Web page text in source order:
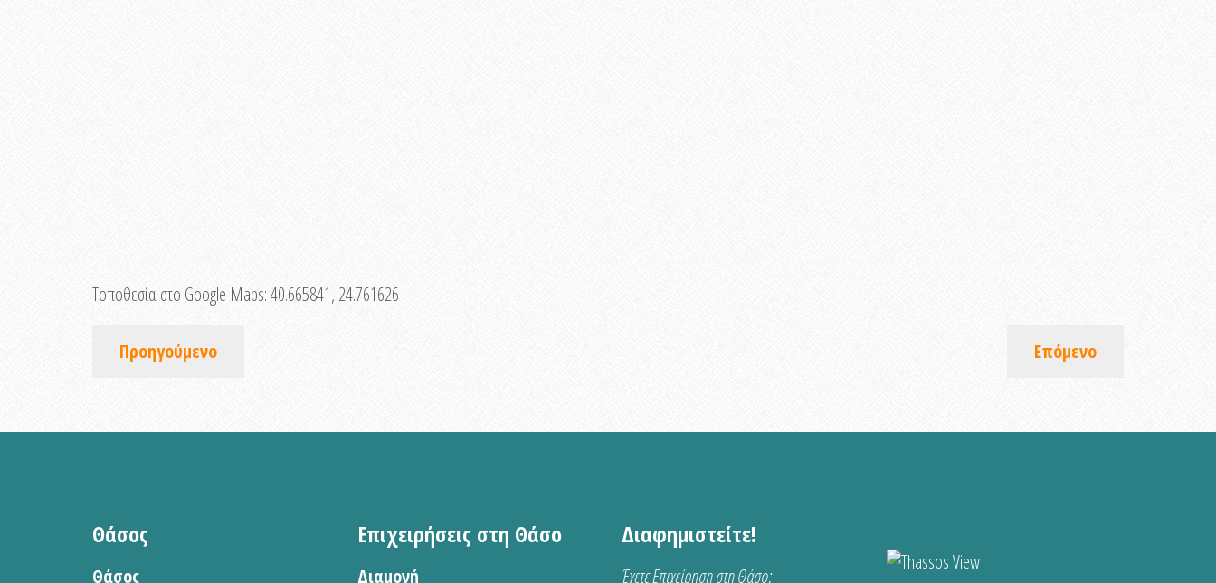
Τοποθεσία στο Google Maps:40.665841, 24.761626
Προηγούμενο Επόμενο
Θάσος
Θάσος
Επιχειρήσεις στη Θάσο
Διαμονή
Διαφημιστείτε!
Έχετε Επιχείρηση στη Θάσο;